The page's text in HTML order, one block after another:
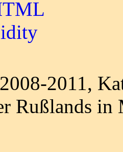
2011,
Rußlands in